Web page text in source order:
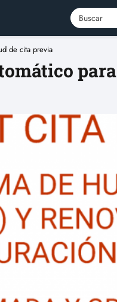
de cita previa